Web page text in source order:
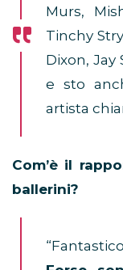
Murs,
Tinchy
Dixon, Jay
e sto
artista
Com’è il
ballerini?